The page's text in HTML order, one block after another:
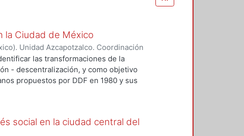
la Ciudad de México
Unidad Azcapotzalco. Coordinación
Mónica
las transformaciones de la
- descentralización, y como objetivo
propuestos por DDF en 1980 y sus
cada vez ha tendido más hacia el
de ciudad alternativo."
social en la ciudad central del